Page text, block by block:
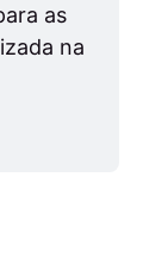
as
na